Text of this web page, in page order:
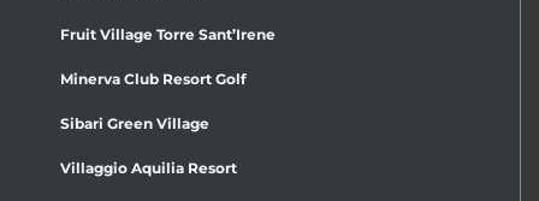
Fruit Village Torre Sant’Irene
Minerva Club Resort Golf
Sibari Green Village
Villaggio Aquilia Resort